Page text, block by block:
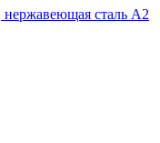
сталь А2